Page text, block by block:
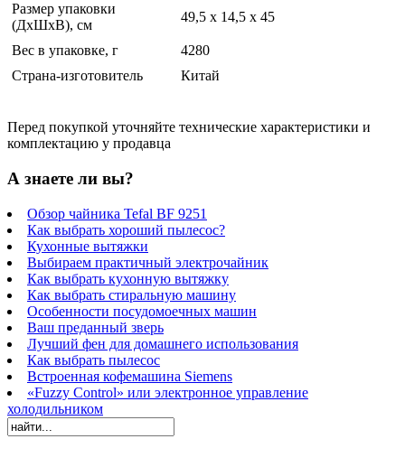
Размер упаковки
(ДхШхВ), см
49,5 х 14,5 х 45
Вес в упаковке, г
4280
Страна-изготовитель
Китай
Перед покупкой уточняйте технические характеристики и
комплектацию у продавца
А знаете ли вы?
Обзор чайника Tefal BF 9251
Как выбрать хороший пылесос?
Кухонные вытяжки
Выбираем практичный электрочайник
Как выбрать кухонную вытяжку
Как выбрать стиральную машину
Особенности посудомоечных машин
Ваш преданный зверь
Лучший фен для домашнего использования
Как выбрать пылесос
Встроенная кофемашина Siemens
«Fuzzy Control» или электронное управление
холодильником